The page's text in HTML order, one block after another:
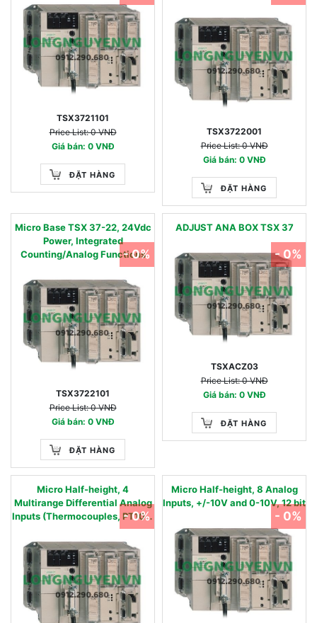
TSX3721101
Price List: 0 VNĐ
Giá bán: 0 VNĐ
ĐẶT HÀNG
TSX3722001
Price List: 0 VNĐ
Giá bán: 0 VNĐ
ĐẶT HÀNG
Micro Base TSX 37-22, 24Vdc
Power, Integrated
Counting/Analog Functions
TSX3722101
Price List: 0 VNĐ
Giá bán: 0 VNĐ
ĐẶT HÀNG
- 0%
ADJUST ANA BOX TSX 37
TSXACZ03
Price List: 0 VNĐ
Giá bán: 0 VNĐ
ĐẶT HÀNG
- 0%
Micro Half-height, 4
Multirange Differential Analog
Inputs (Thermocouples, PT100,
- 0%
Micro Half-height, 8 Analog
Inputs, +/-10V and 0-10V, 12 bit
- 0%